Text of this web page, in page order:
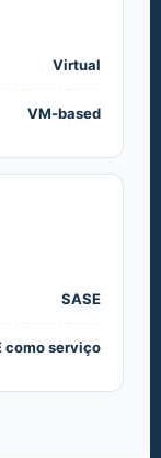
Virtual
VM-based
SASE
como serviço